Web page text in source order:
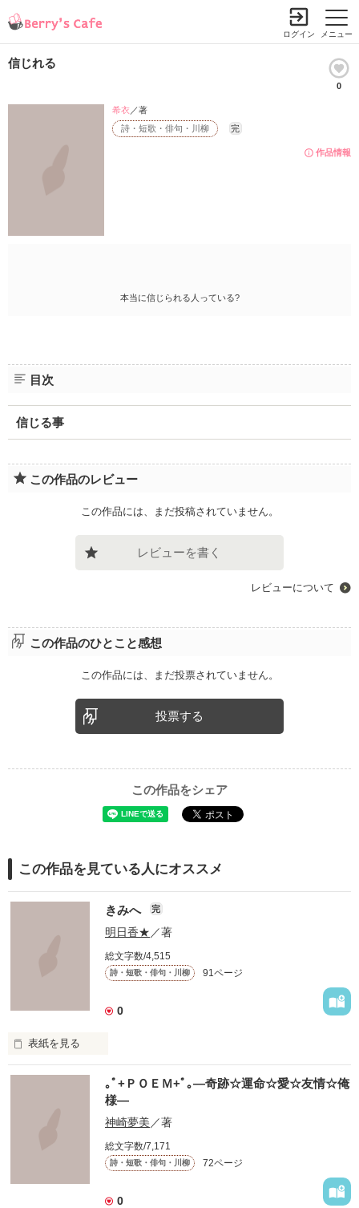
メニュー
ログイン
信じれる
0
作品情報
詩・短歌・俳句・川柳 完
希衣／著
本当に信じられる人っている?
目次
信じる事
この作品のレビュー
この作品には、まだ投稿されていません。
レビューを書く
レビューについて
この作品のひとこと感想
この作品には、まだ投票されていません。
投票する
この作品をシェア
この作品を見ている人にオススメ
きみへ 完
明日香★ ／著
総文字数/4,515
詩・短歌・俳句・川柳 91ページ
0
表紙を見る
このせかいにいる
たくさんのきみへ
たくさんの気持ちと思い出を､､､
｡ﾟ+ＰＯＥＭ+ﾟ｡―奇跡☆運命☆愛☆友情☆俺
様―
神崎夢美 ／著
総文字数/7,171
詩・短歌・俳句・川柳 72ページ
0